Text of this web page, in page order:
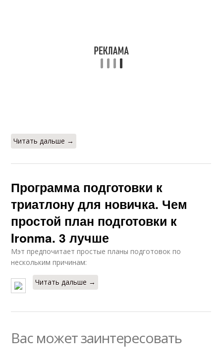
Читать дальше →
Программа подготовки к
триатлону для новичка. Чем
простой план подготовки к
Ironma. 3 лучше
Мэт предпочитает простые планы подготовок по
нескольким причинам:
Читать дальше →
Вас может заинтересовать